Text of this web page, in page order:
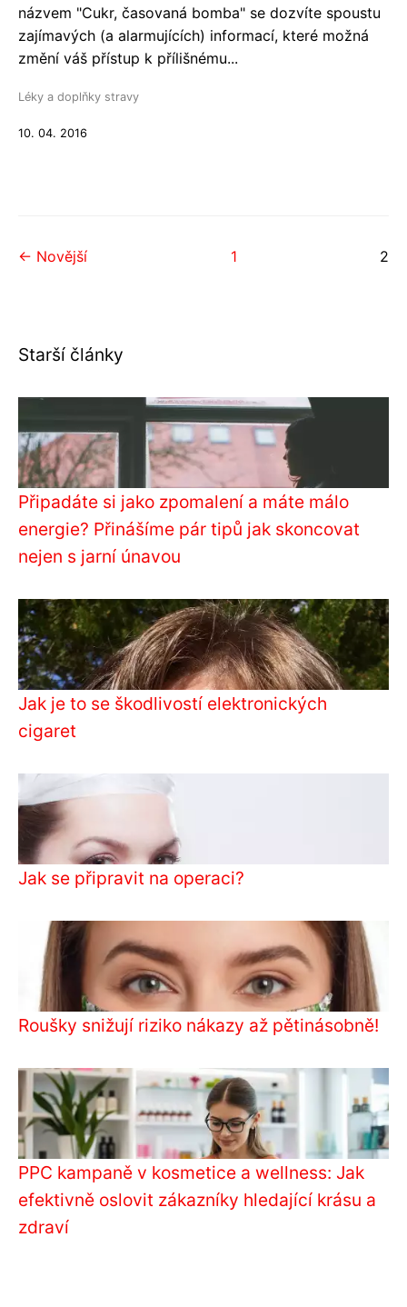
názvem "Cukr, časovaná bomba" se dozvíte spoustu
zajímavých (a alarmujících) informací, které možná
změní váš přístup k přílišnému...
Léky a doplňky stravy
10. 04. 2016
← Novější 1 2
Starší články
Připadáte si jako zpomalení a máte málo
energie? Přinášíme pár tipů jak skoncovat
nejen s jarní únavou
Jak je to se škodlivostí elektronických
cigaret
Jak se připravit na operaci?
Roušky snižují riziko nákazy až pětinásobně!
PPC kampaně v kosmetice a wellness: Jak
efektivně oslovit zákazníky hledající krásu a
zdraví